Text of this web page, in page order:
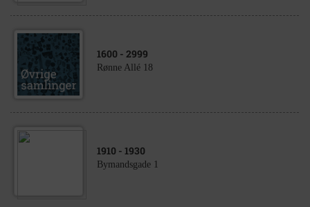
1600 - 2999
Rønne Allé 18
1910 - 1930
Bymandsgade 1